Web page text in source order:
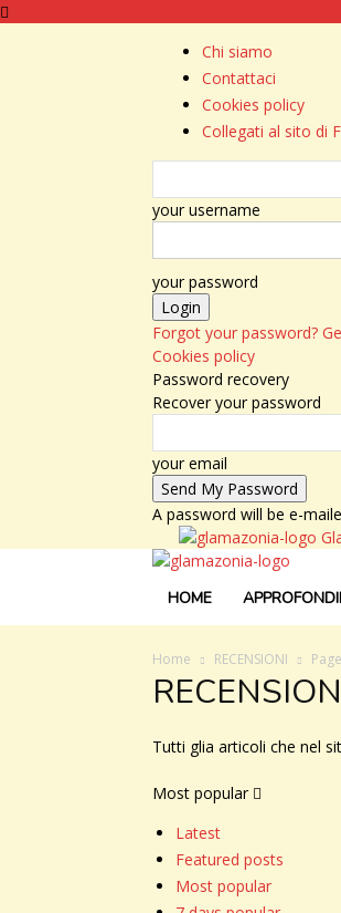
Chi siamo
Contattaci
Cookies policy
Collegati al sito di
your username
your password
Forgot your password?
Cookies policy
Password recovery
Recover your password
your email
A password will be e-
HOME
Home RECENSIONI
Tutti glia articoli che nel
Most popular
Latest
Featured posts
Most popular